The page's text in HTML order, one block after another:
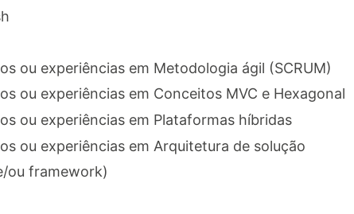
ou experiências em Metodologia ágil (SCRUM)
ou experiências em Conceitos MVC e Hexagonal
ou experiências em Plataformas híbridas
ou experiências em Arquitetura de solução
ou framework)